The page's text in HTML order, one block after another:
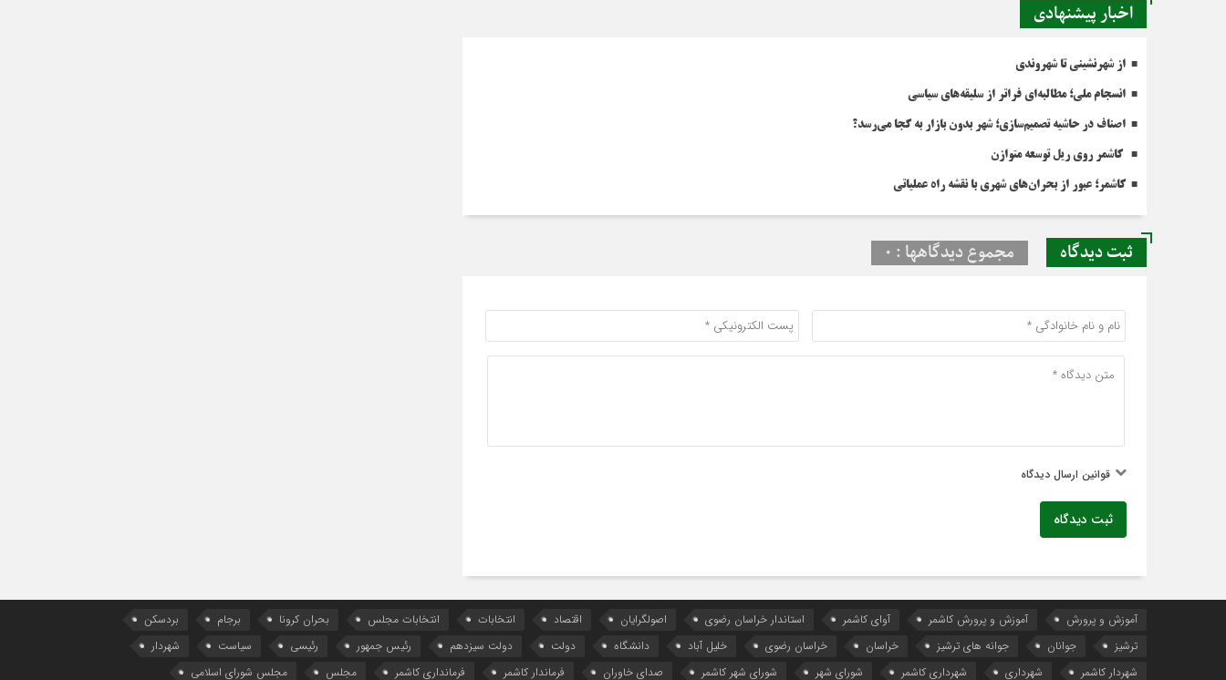
اخبار پیشنهادی
از شهرنشینی تا شهروندی
انسجام ملی؛ مطالبه‌ای فراتر از سلیقه‌های سیاسی
اصناف در حاشیه تصمیم‌سازی؛ شهر بدون بازار به کجا می‌رسد؟
کاشمر روی ریل توسعه متوازن
کاشمر؛ عبور از بحران‌های شهری با نقشه راه عملیاتی
ثبت دیدگاه مجموع دیدگاهها : 0
قوانین ارسال دیدگاه
ثبت دیدگاه
آموزش و پرورش آموزش و پرورش کاشمر آوای کاشمر استاندار خراسان رضوی اصولگرایان اقتصاد انتخابات انتخابات مجلس بحران کرونا برجام
بردسکن
ترشیز
جوانان جوانه های ترشیز خراسان خراسان رضوی خلیل آباد دانشگاه دولت دولت سیزدهم رئیس جمهور رئیسی سیاست
شهردار
شهردار کاشمر
شهرداری شهرداری کاشمر شورای شهر شورای شهر کاشمر صدای خاوران فرماندار کاشمر فرمانداری کاشمر مجلس مجلس شورای اسلامی